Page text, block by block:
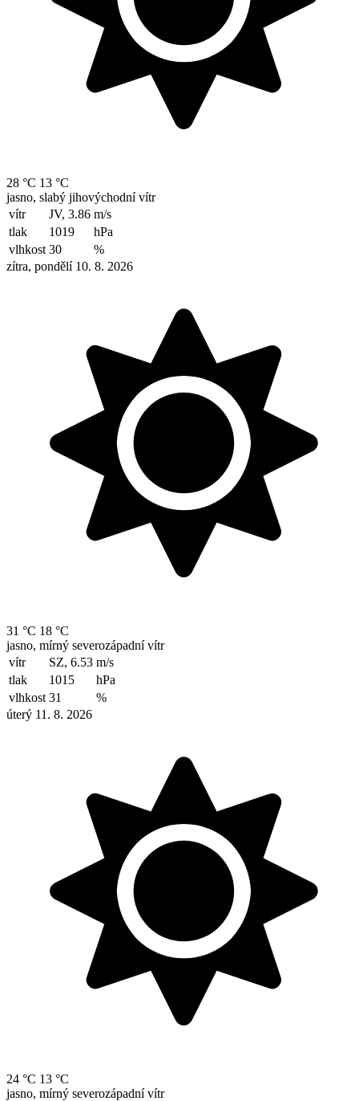
28 °C 13 °C
jasno, slabý jihovýchodní vítr
vítr
JV, 3.86 m/s
tlak
1019
hPa
vlhkost 30
%
zítra, pondělí 10. 8. 2026
31 °C 18 °C
jasno, mírný severozápadní vítr
vítr
SZ, 6.53 m/s
tlak
1015
hPa
vlhkost 31
%
úterý 11. 8. 2026
24 °C 13 °C
jasno, mírný severozápadní vítr